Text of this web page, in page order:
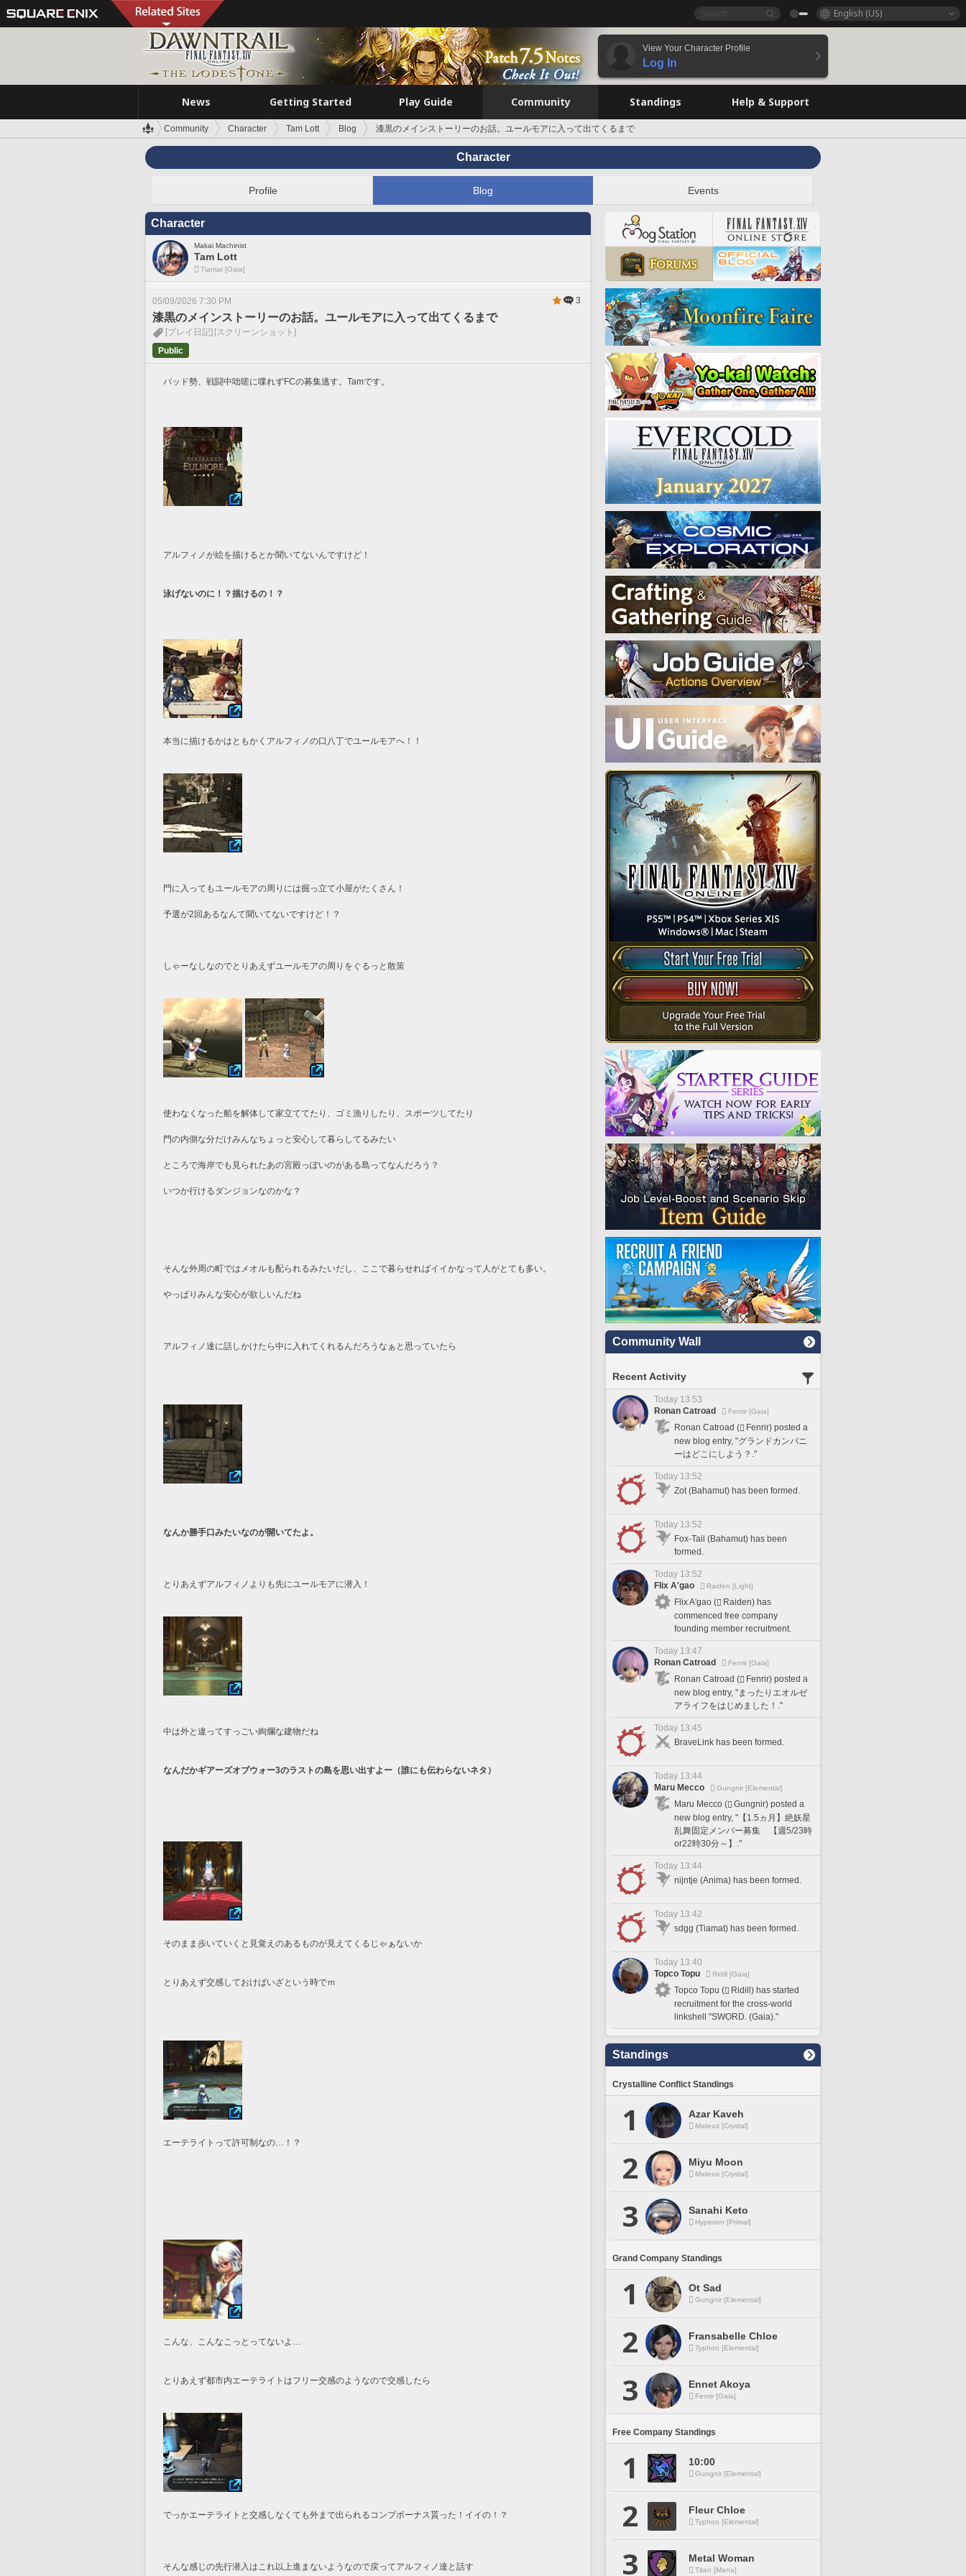
English (US)
View Your Character Profile
Log In
News Getting Started Play Guide Community Standings Help & Support
Community Character Tam Lott Blog 漆黒のメインストーリーのお話。ユールモアに入って出てくるまで
Character
Profile Blog Events
Character
Makai Machinist
Tam Lott
Tiamat [Gaia]
05/09/2026 7:30 PM 3
漆黒のメインストーリーのお話。ユールモアに入って出てくるまで
[プレイ日記] [スクリーンショット]
Public
パッド勢、戦闘中咄嗟に喋れずFCの募集逃す。Tamです。
アルフィノが絵を描けるとか聞いてないんですけど！
泳げないのに！？描けるの！？
本当に描けるかはともかくアルフィノの口八丁でユールモアへ！！
門に入ってもユールモアの周りには掘っ立て小屋がたくさん！
予選が2回あるなんて聞いてないですけど！？
しゃーなしなのでとりあえずユールモアの周りをぐるっと散策
使わなくなった船を解体して家立ててたり、ゴミ漁りしたり、スポーツしてたり
門の内側な分だけみんなちょっと安心して暮らしてるみたい
ところで海岸でも見られたあの宮殿っぽいのがある島ってなんだろう？
いつか行けるダンジョンなのかな？
そんな外周の町ではメオルも配られるみたいだし、ここで暮らせればイイかなって人がとても多い。
やっぱりみんな安心が欲しいんだね
アルフィノ達に話しかけたら中に入れてくれるんだろうなぁと思っていたら
なんか勝手口みたいなのが開いてたよ。
とりあえずアルフィノよりも先にユールモアに潜入！
中は外と違ってすっごい絢爛な建物だね
なんだかギアーズオブウォー3のラストの島を思い出すよー（誰にも伝わらないネタ）
そのまま歩いていくと見覚えのあるものが見えてくるじゃぁないか
とりあえず交感しておけばいざという時でｍ
エーテライトって許可制なの…！？
こんな、こんなこっとってないよ…
とりあえず都市内エーテライトはフリー交感のようなので交感したら
でっかエーテライトと交感しなくても外まで出られるコンプボーナス貰った！イイの！？
そんな感じの先行潜入はこれ以上進まないようなので戻ってアルフィノ達と話す
Community Wall
Recent Activity
Today 13:53
Ronan Catroad
Fenrir [Gaia]
Ronan Catroad (
Fenrir) posted a
new blog entry, "グランドカンパニ
ーはどこにしよう？."
Today 13:52
Zot (Bahamut) has been formed.
Today 13:52
Fox-Tail (Bahamut) has been
formed.
Today 13:52
Flix A'gao
Raiden [Light]
Flix A'gao (
Raiden) has
commenced free company
founding member recruitment.
Today 13:47
Ronan Catroad
Fenrir [Gaia]
Ronan Catroad (
Fenrir) posted a
new blog entry, "まったりエオルゼ
アライフをはじめました！."
Today 13:45
BraveLink has been formed.
Today 13:44
Maru Mecco
Gungnir [Elemental]
Maru Mecco (
Gungnir) posted a
new blog entry, "【1.5ヵ月】絶妖星
乱舞固定メンバー募集 【週5/23時
or22時30分～】."
Today 13:44
nijntje (Anima) has been formed.
Today 13:42
sdgg (Tiamat) has been formed.
Today 13:40
Topco Topu
Ridill [Gaia]
Topco Topu (
Ridill) has started
recruitment for the cross-world
linkshell "SWORD. (Gaia)."
Standings
Crystalline Conflict Standings
1 Azar Kaveh
Mateus [Crystal]
2 Miyu Moon
Mateus [Crystal]
3 Sanahi Keto
Hyperion [Primal]
Grand Company Standings
1 Ot Sad
Gungnir [Elemental]
2 Fransabelle Chloe
Typhon [Elemental]
3 Ennet Akoya
Fenrir [Gaia]
Free Company Standings
1 10:00
Gungnir [Elemental]
2 Fleur Chloe
Typhon [Elemental]
3 Metal Woman
Titan [Mana]